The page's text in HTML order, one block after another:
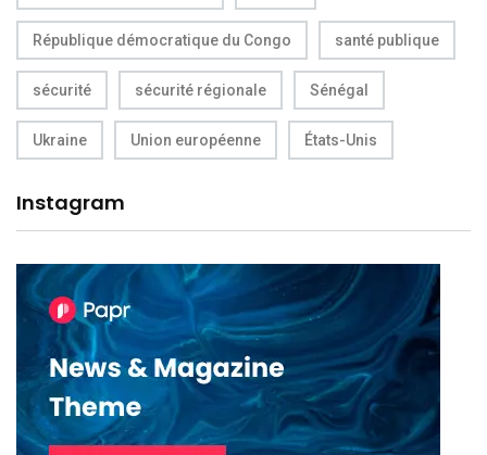
République démocratique du Congo santé publique
sécurité sécurité régionale Sénégal
Ukraine Union européenne États-Unis
Instagram